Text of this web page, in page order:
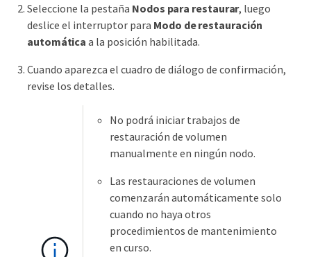
Seleccione la pestaña Nodos para restaurar, luego
deslice el interruptor para Modo de restauración
automática a la posición habilitada.
Cuando aparezca el cuadro de diálogo de confirmación,
revise los detalles.
No podrá iniciar trabajos de
restauración de volumen
manualmente en ningún nodo.
Las restauraciones de volumen
comenzarán automáticamente solo
cuando no haya otros
procedimientos de mantenimiento
en curso.